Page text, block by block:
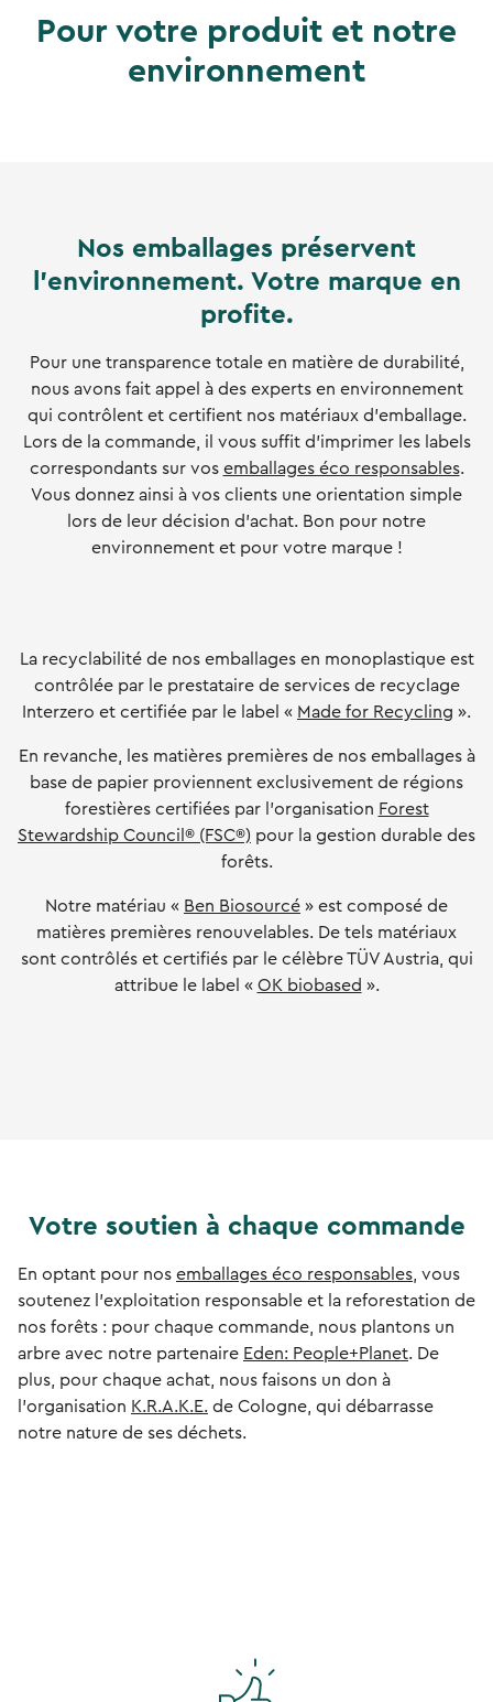
Pour votre produit et notre
environnement
Nos emballages préservent
l'environnement. Votre marque en
profite.
Pour une transparence totale en matière de durabilité,
nous avons fait appel à des experts en environnement
qui contrôlent et certifient nos matériaux d'emballage.
Lors de la commande, il vous suffit d'imprimer les labels
correspondants sur vos emballages éco responsables.
Vous donnez ainsi à vos clients une orientation simple
lors de leur décision d'achat. Bon pour notre
environnement et pour votre marque !
La recyclabilité de nos emballages en monoplastique est
contrôlée par le prestataire de services de recyclage
Interzero et certifiée par le label « Made for Recycling ».
En revanche, les matières premières de nos emballages à
base de papier proviennent exclusivement de régions
forestières certifiées par l'organisation Forest
Stewardship Council® (FSC®) pour la gestion durable des
forêts.
Notre matériau « Ben Biosourcé » est composé de
matières premières renouvelables. De tels matériaux
sont contrôlés et certifiés par le célèbre TÜV Austria, qui
attribue le label « OK biobased ».
Votre soutien à chaque commande
En optant pour nos emballages éco responsables , vous
soutenez l'exploitation responsable et la reforestation de
nos forêts : pour chaque commande, nous plantons un
arbre avec notre partenaire Eden: People+Planet. De
plus, pour chaque achat, nous faisons un don à
l'organisation K.R.A.K.E. de Cologne, qui débarrasse
notre nature de ses déchets.